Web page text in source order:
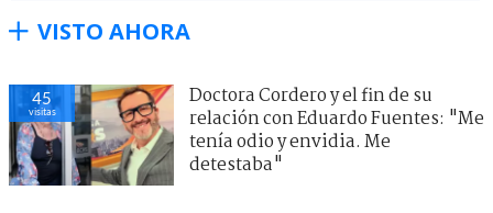
VISTO AHORA
45
visitas
Doctora Cordero y el fin de su
relación con Eduardo Fuentes: "Me
tenía odio y envidia. Me
detestaba"